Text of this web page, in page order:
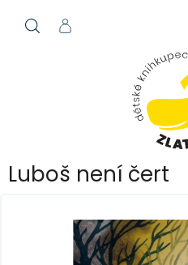
Luboš není čert